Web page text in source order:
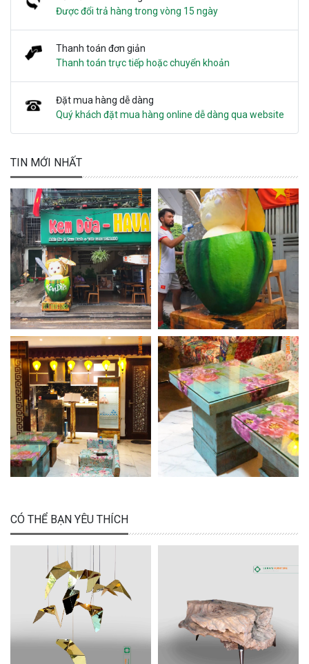
Được đổi trả hàng trong vòng 15 ngày
Thanh toán đơn giản
Thanh toán trực tiếp hoặc chuyển khoản
Đặt mua hàng dễ dàng
Quý khách đặt mua hàng online dễ dàng qua website
TIN MỚI NHẤT
CÓ THỂ BẠN YÊU THÍCH